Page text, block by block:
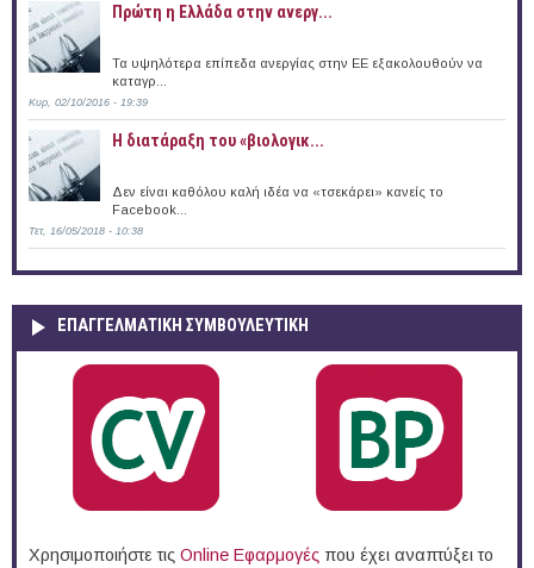
Πρώτη η Ελλάδα στην ανεργ...
Τα υψηλότερα επίπεδα ανεργίας στην ΕΕ εξακολουθούν να
καταγρ...
Κυρ, 02/10/2016 - 19:39
Η διατάραξη του «βιολογικ...
Δεν είναι καθόλου καλή ιδέα να «τσεκάρει» κανείς το
Facebook...
Τετ, 16/05/2018 - 10:38
ΕΠΑΓΓΕΛΜΑΤΙΚΉ ΣΥΜΒΟΥΛΕΥΤΙΚΉ
Χρησιμοποιήστε τις Online Eφαρμογές που έχει αναπτύξει το